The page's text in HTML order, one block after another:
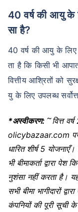
40 वर्ष की आयु के लिए सर्वश्रेष्ठ टर्म इंश्योरेंस प्लान कौन
सा है?
40 वर्ष की आयु के लिए
ता है कि किसी भी
वित्तीय आश्रितों को
यु के लिए उपलब्ध
*अस्वीकरण: ~वित्त
olicybazaar.com पर
धारित शीर्ष 5
भी बीमाकर्ता द्वारा
नुशंसा नहीं करता है।
सभी बीमा भागीदारों
कंपनियों की पूरी सूची के